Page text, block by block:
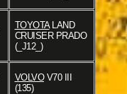
TOYOTALAND
CRUISER PRADO
(_J12_)
VOLVOV70 III
(135)